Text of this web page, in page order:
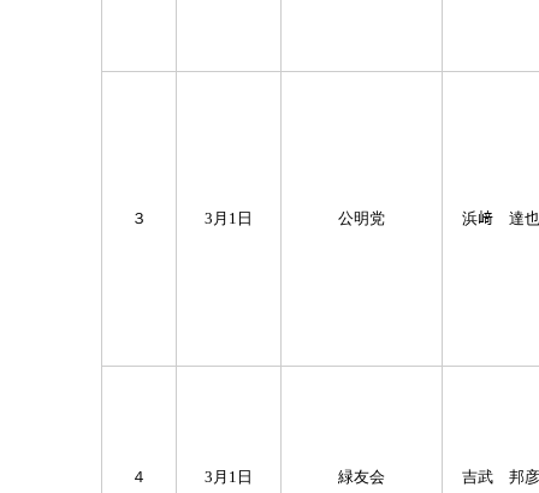
３ 3月1日 公明党 浜﨑 達也
４ 3月1日 緑友会 吉武 邦彦